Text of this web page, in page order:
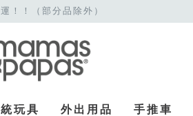
！！（部分品除外）
玩具 外出用品 手推車